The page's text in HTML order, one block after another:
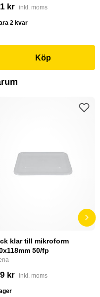
kr inkl. moms
2 kvar
Köp
klar till mikroform
50/fp
kr inkl. moms